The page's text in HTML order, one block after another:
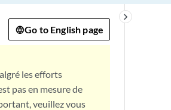
keyboard_arrow_right
Go to English page
les efforts
pas en mesure de
veuillez vous